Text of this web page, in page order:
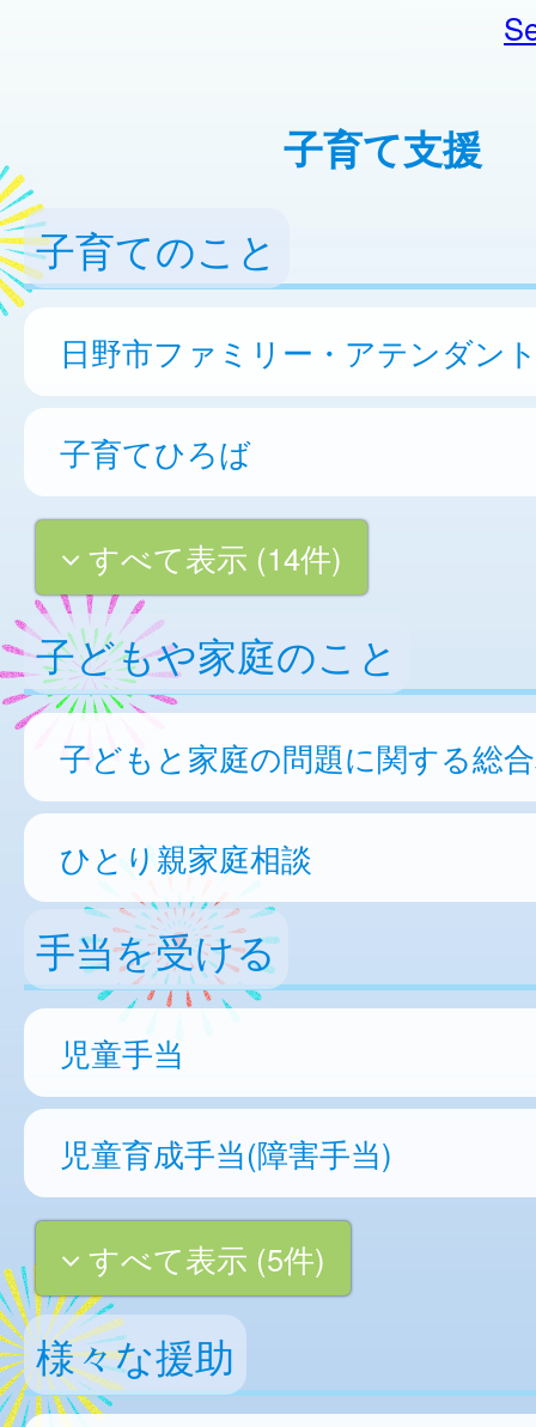
子育て支援
子育てのこと
日野市ファミリー・アテンダン
子育てひろば
すべて表示 (14件)
子どもや家庭のこと
子どもと家庭の問題に関する総
ひとり親家庭相談
手当を受ける
児童手当
児童育成手当(障害手当)
すべて表示 (5件)
様々な援助